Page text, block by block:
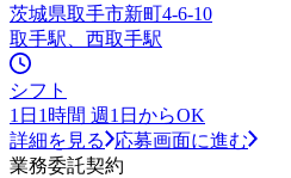
茨城県取手市新町4-6-10
取手駅、西取手駅
シフト
1日1時間 週1日からOK
詳細を見る
応募画面に進む
業務委託契約